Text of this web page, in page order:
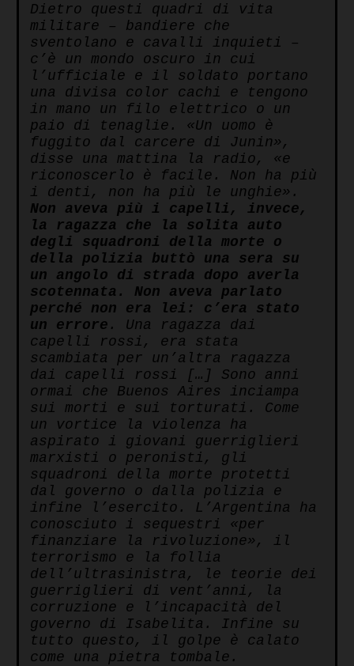
Dietro questi quadri di vita
militare – bandiere che
sventolano e cavalli inquieti –
c’è un mondo oscuro in cui
l’ufficiale e il soldato portano
una divisa color cachi e tengono
in mano un filo elettrico o un
paio di tenaglie. «Un uomo è
fuggito dal carcere di Junin»,
disse una mattina la radio, «e
riconoscerlo è facile. Non ha più
i denti, non ha più le unghie».
Non aveva più i capelli, invece,
la ragazza che la solita auto
degli squadroni della morte o
della polizia buttò una sera su
un angolo di strada dopo averla
scotennata. Non aveva parlato
perché non era lei: c’era stato
un errore . Una ragazza dai
capelli rossi, era stata
scambiata per un’altra ragazza
dai capelli rossi […] Sono anni
ormai che Buenos Aires inciampa
sui morti e sui torturati. Come
un vortice la violenza ha
aspirato i giovani guerriglieri
marxisti o peronisti, gli
squadroni della morte protetti
dal governo o dalla polizia e
infine l’esercito. L’Argentina ha
conosciuto i sequestri «per
finanziare la rivoluzione», il
terrorismo e la follia
dell’ultrasinistra, le teorie dei
guerriglieri di vent’anni, la
corruzione e l’incapacità del
governo di Isabelita. Infine su
tutto questo, il golpe è calato
come una pietra tombale.